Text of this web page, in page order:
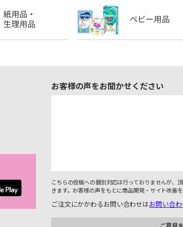
お客様の声をお聞かせください
こちらの投稿への個別対応は行っておりませんが、
きます。お客様の声をもとに商品開発・サイト改善を
ご注文にかかわるお問い合わせはお問い合